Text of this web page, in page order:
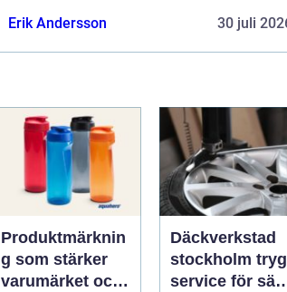
Erik Andersson 30 juli
Produktmärknin
g som stärker
varumärket och
Däckverkstad
stockholm trygg
service för